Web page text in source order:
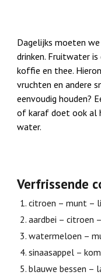
Dagelijks moeten
drinken. Fruitwater
koffie en thee.
vruchten en andere
eenvoudig houden?
of karaf doet ook al
water.
Verfrissende
citroen – munt –
aardbei – citroen
watermeloen –
sinaasappel –
blauwe bessen –